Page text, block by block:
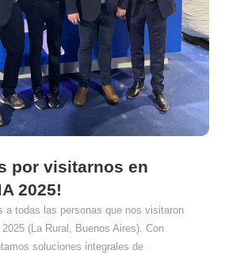
por visitarnos en
2025!
a todas las personas que nos visitaron
(La Rural, Buenos Aires). Con
soluciones integrales de